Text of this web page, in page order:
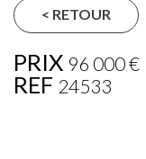
< RETOUR
PRIX 96 000€
REF 24533